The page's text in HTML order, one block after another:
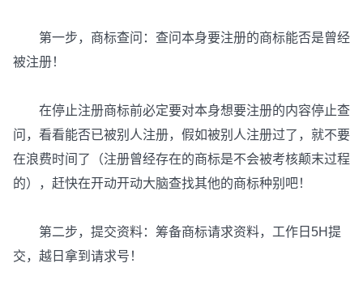
第一步，商标查问：查问本身要注册的商标能否是曾经
被注册！
在停止注册商标前必定要对本身想要注册的内容停止查
问，看看能否已被别人注册，假如被别人注册过了，就不要
在浪费时间了（注册曾经存在的商标是不会被考核颠末过程
的），赶快在开动开动大脑查找其他的商标种别吧！
第二步，提交资料：筹备商标请求资料，工作日5H提
交，越日拿到请求号！